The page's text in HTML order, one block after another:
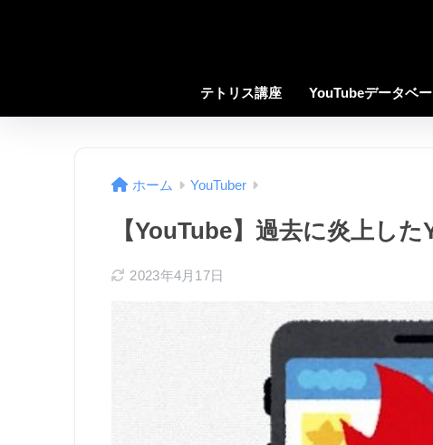
テトリス講座 YouTubeデータベ
ホーム YouTuber
【YouTube】過去に炎上し
2023年4月17日